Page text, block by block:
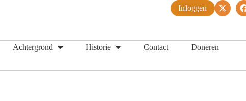
Inloggen
Achtergrond Historie Contact Doneren